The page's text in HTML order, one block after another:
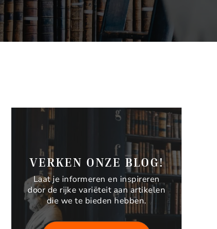
VERKEN ONZE BLOG!
Laat je informeren en inspireren
door de rijke variëteit aan artikelen
die we te bieden hebben.